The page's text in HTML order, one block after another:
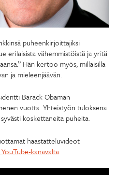
puheenkirjoittajiksi
erilaisista vähemmistöistä ja yritä
Hän kertoo myös, millaisilla
ja mieleenjäävän.
Barack Obaman
vuotta. Yhteistyön tuloksena
koskettaneita puheita.
haastatteluvideot
kanavalta.